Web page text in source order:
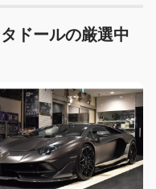
ドールの厳選中